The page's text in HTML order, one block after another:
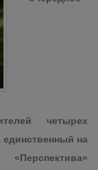
четырех
на